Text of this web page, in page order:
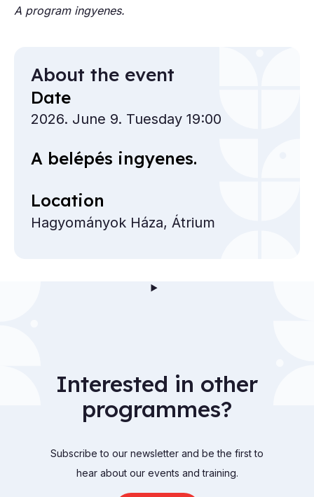
A program ingyenes.
About the event
Date
2026. June 9. Tuesday 19:00
A belépés ingyenes.
Location
Hagyományok Háza, Átrium
Interested in other
programmes?
Subscribe to our newsletter and be the first to
hear about our events and training.